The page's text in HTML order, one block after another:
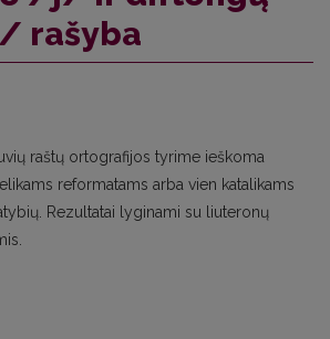
raštų ortografijos tyrime ieškoma
reformatams arba vien katalikams
Rezultatai lyginami su liuteronų